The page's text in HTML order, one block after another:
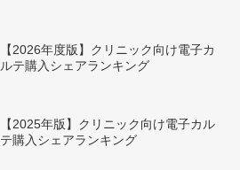
【2026年度版】クリニック向け電子カ
ルテ購入シェアランキング
【2025年版】クリニック向け電子カル
テ購入シェアランキング